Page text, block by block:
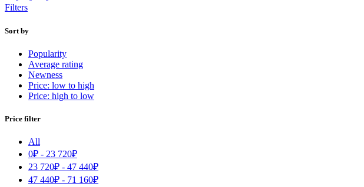
Filters
Sort by
Popularity
Average rating
Newness
Price: low to high
Price: high to low
Price filter
All
0₽ - 23 720₽
23 720₽ - 47 440₽
47 440₽ - 71 160₽